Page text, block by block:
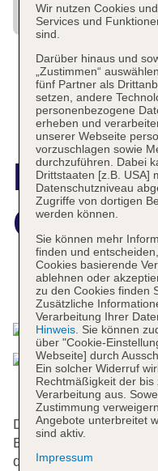
Das bietet
Das Hotel bietet 170
Etagen, die mit einem
der Rezeption ist das
Wir nutzen Cookies
Services und
sind.
Darüber hinaus und
„Zustimmen“
fünf Partner als
setzen, andere
personenbezogene
erheben und
unserer Webseite
vorzuschlagen sowie
durchzuführen. Dabei
Drittstaaten [z.B. USA]
Datenschutzniveau
Zugriffe von dortigen
werden können.
Sie können mehr
finden und
Cookies basierende
ablehnen oder
zu den Cookies finden
Zusätzliche
Verarbeitung Ihrer
Hinweis. Sie können
über "Cookie-
Webseite] durch
Ein solcher Widerruf
Rechtmäßigkeit der
Verarbeitung aus.
Zustimmung
Angebote unterbreitet
sind aktiv.
Impressum